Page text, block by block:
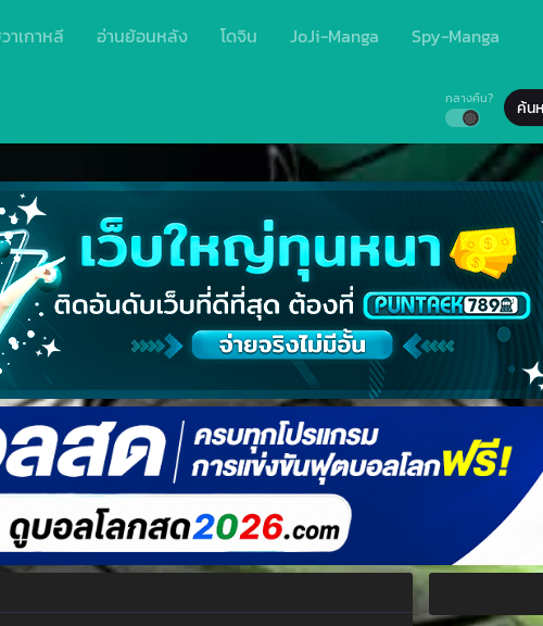
าเกาหลี อ่านย้อนหลัง โดจิน JoJi-Manga Spy-Manga
กลางคืน?